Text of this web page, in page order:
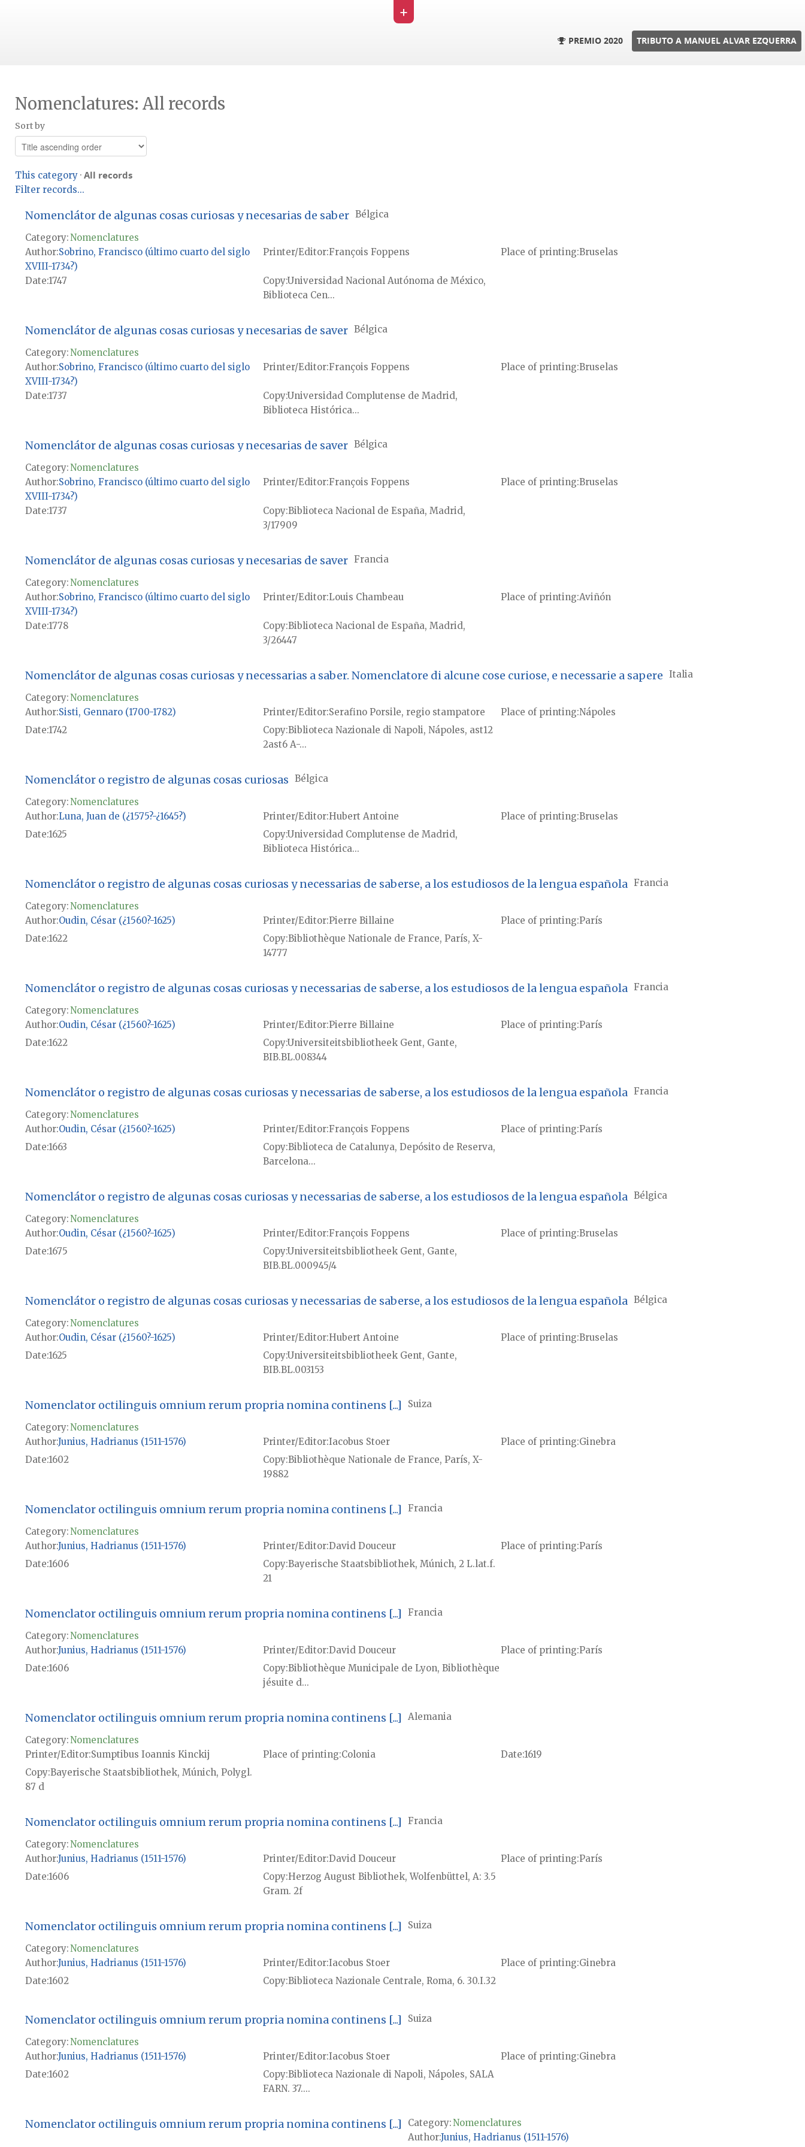
+
PREMIO 2020 TRIBUTO A MANUEL ALVAR EZQUERRA
Nomenclatures: All records
Sort by
This category · All records
Filter records...
Nomenclátor de algunas cosas curiosas y necesarias de saber Bélgica
Category:Nomenclatures
Author Sobrino, Francisco (último cuarto del siglo
XVIII-1734?)
Printer/Editor François Foppens Place of printing Bruselas
Date1747 CopyUniversidad Nacional Autónoma de México,
Biblioteca Cen...
Nomenclátor de algunas cosas curiosas y necesarias de saver Bélgica
Category:Nomenclatures
Author Sobrino, Francisco (último cuarto del siglo
XVIII-1734?)
Printer/Editor François Foppens Place of printing Bruselas
Date1737 CopyUniversidad Complutense de Madrid,
Biblioteca Histórica...
Nomenclátor de algunas cosas curiosas y necesarias de saver Bélgica
Category:Nomenclatures
Author Sobrino, Francisco (último cuarto del siglo
XVIII-1734?)
Printer/Editor François Foppens Place of printing Bruselas
Date1737 Copy Biblioteca Nacional de España, Madrid,
3/17909
Nomenclátor de algunas cosas curiosas y necesarias de saver Francia
Category:Nomenclatures
Author Sobrino, Francisco (último cuarto del siglo
XVIII-1734?)
Printer/Editor Louis Chambeau Place of printing Aviñón
Date1778 Copy Biblioteca Nacional de España, Madrid,
3/26447
Nomenclátor de algunas cosas curiosas y necessarias a saber. Nomenclatore di alcune cose curiose, e necessarie a sapere Italia
Category:Nomenclatures
Author Sisti, Gennaro (1700-1782) Printer/Editor Serafino Porsile, regio stampatore Place of printing Nápoles
Date1742 Copy Biblioteca Nazionale di Napoli, Nápoles, ast12
2ast6 A-...
Nomenclátor o registro de algunas cosas curiosas Bélgica
Category:Nomenclatures
Author Luna, Juan de (¿1575?-¿1645?) Printer/Editor Hubert Antoine Place of printing Bruselas
Date1625 CopyUniversidad Complutense de Madrid,
Biblioteca Histórica...
Nomenclátor o registro de algunas cosas curiosas y necessarias de saberse, a los estudiosos de la lengua española Francia
Category:Nomenclatures
Author Oudin, César (¿1560?-1625) Printer/Editor Pierre Billaine Place of printing París
Date1622 Copy Bibliothèque Nationale de France, París, X-
14777
Nomenclátor o registro de algunas cosas curiosas y necessarias de saberse, a los estudiosos de la lengua española Francia
Category:Nomenclatures
Author Oudin, César (¿1560?-1625) Printer/Editor Pierre Billaine Place of printing París
Date1622 CopyUniversiteitsbibliotheek Gent, Gante,
BIB.BL.008344
Nomenclátor o registro de algunas cosas curiosas y necessarias de saberse, a los estudiosos de la lengua española Francia
Category:Nomenclatures
Author Oudin, César (¿1560?-1625) Printer/Editor François Foppens Place of printing París
Date1663 Copy Biblioteca de Catalunya, Depósito de Reserva,
Barcelona...
Nomenclátor o registro de algunas cosas curiosas y necessarias de saberse, a los estudiosos de la lengua española Bélgica
Category:Nomenclatures
Author Oudin, César (¿1560?-1625) Printer/Editor François Foppens Place of printing Bruselas
Date1675 CopyUniversiteitsbibliotheek Gent, Gante,
BIB.BL.000945/4
Nomenclátor o registro de algunas cosas curiosas y necessarias de saberse, a los estudiosos de la lengua española Bélgica
Category:Nomenclatures
Author Oudin, César (¿1560?-1625) Printer/Editor Hubert Antoine Place of printing Bruselas
Date1625 CopyUniversiteitsbibliotheek Gent, Gante,
BIB.BL.003153
Nomenclator octilinguis omnium rerum propria nomina continens [...] Suiza
Category:Nomenclatures
AuthorJunius, Hadrianus (1511-1576) Printer/Editor Iacobus Stoer Place of printing Ginebra
Date1602 Copy Bibliothèque Nationale de France, París, X-
19882
Nomenclator octilinguis omnium rerum propria nomina continens [...] Francia
Category:Nomenclatures
AuthorJunius, Hadrianus (1511-1576) Printer/Editor David Douceur Place of printing París
Date1606 Copy Bayerische Staatsbibliothek, Múnich, 2 L.lat.f.
21
Nomenclator octilinguis omnium rerum propria nomina continens [...] Francia
Category:Nomenclatures
AuthorJunius, Hadrianus (1511-1576) Printer/Editor David Douceur Place of printing París
Date1606 Copy Bibliothèque Municipale de Lyon, Bibliothèque
jésuite d...
Nomenclator octilinguis omnium rerum propria nomina continens [...] Alemania
Category:Nomenclatures
Printer/Editor Sumptibus Ioannis Kinckij Place of printing Colonia Date1619
Copy Bayerische Staatsbibliothek, Múnich, Polygl.
87 d
Nomenclator octilinguis omnium rerum propria nomina continens [...] Francia
Category:Nomenclatures
AuthorJunius, Hadrianus (1511-1576) Printer/Editor David Douceur Place of printing París
Date1606 Copy Herzog August Bibliothek, Wolfenbüttel, A: 3.5
Gram. 2f
Nomenclator octilinguis omnium rerum propria nomina continens [...] Suiza
Category:Nomenclatures
AuthorJunius, Hadrianus (1511-1576) Printer/Editor Iacobus Stoer Place of printing Ginebra
Date1602 Copy Biblioteca Nazionale Centrale, Roma, 6. 30.I.32
Nomenclator octilinguis omnium rerum propria nomina continens [...] Suiza
Category:Nomenclatures
AuthorJunius, Hadrianus (1511-1576) Printer/Editor Iacobus Stoer Place of printing Ginebra
Date1602 Copy Biblioteca Nazionale di Napoli, Nápoles, SALA
FARN. 37....
Nomenclator octilinguis omnium rerum propria nomina continens [...] Category:Nomenclatures
AuthorJunius, Hadrianus (1511-1576)